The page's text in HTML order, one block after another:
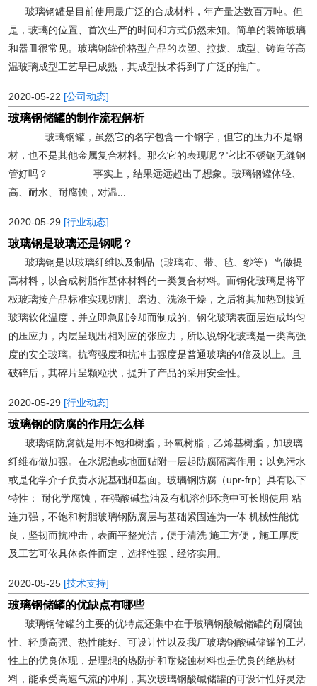
玻璃钢罐是目前使用最广泛的合成材料，年产量达数百万吨。但
是，玻璃的位置、首次生产的时间和方式仍然未知。简单的装饰玻璃
和器皿很常见。玻璃钢罐价格型产品的吹塑、拉拔、成型、铸造等高
温玻璃成型工艺早已成熟，其成型技术得到了广泛的推广。
2020-05-22 [公司动态]
玻璃钢储罐的制作流程解析
玻璃钢罐，虽然它的名字包含一个钢字，但它的压力不是钢
材，也不是其他金属复合材料。那么它的表现呢？它比不锈钢无缝钢
管好吗？ 事实上，结果远远超出了想象。玻璃钢罐体轻、
高、耐水、耐腐蚀，对温...
2020-05-29 [行业动态]
玻璃钢是玻璃还是钢呢？
玻璃钢是以玻璃纤维以及制品（玻璃布、带、毡、纱等）当做提
高材料，以合成树脂作基体材料的一类复合材料。而钢化玻璃是将平
板玻璃按产品标准实现切割、磨边、洗涤干燥，之后将其加热到接近
玻璃软化温度，并立即急剧冷却而制成的。钢化玻璃表面层造成均匀
的压应力，内层呈现出相对应的张应力，所以说钢化玻璃是一类高强
度的安全玻璃。抗弯强度和抗冲击强度是普通玻璃的4倍及以上。且
破碎后，其碎片呈颗粒状，提升了产品的采用安全性。
2020-05-29 [行业动态]
玻璃钢的防腐的作用怎么样
玻璃钢防腐就是用不饱和树脂，环氧树脂，乙烯基树脂，加玻璃
纤维布做加强。在水泥池或地面贴附一层起防腐隔离作用；以免污水
或是化学介子负责水泥基础和基面。玻璃钢防腐（upr-frp）具有以下
特性： 耐化学腐蚀，在强酸碱盐油及有机溶剂环境中可长期使用 粘
连力强，不饱和树脂玻璃钢防腐层与基础紧固连为一体 机械性能优
良，坚韧而抗冲击，表面平整光洁，便于清洗 施工方便，施工厚度
及工艺可依具体条件而定，选择性强，经济实用。
2020-05-25 [技术支持]
玻璃钢储罐的优缺点有哪些
玻璃钢储罐的主要的优特点还集中在于玻璃钢酸碱储罐的耐腐蚀
性、轻质高强、热性能好、可设计性以及我厂玻璃钢酸碱储罐的工艺
性上的优良体现，是理想的热防护和耐烧蚀材料也是优良的绝热材
料，能承受高速气流的冲刷，其次玻璃钢酸碱储罐的可设计性好灵活